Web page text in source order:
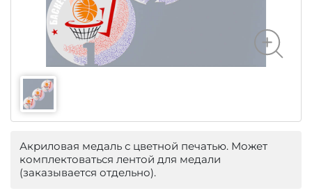
Акриловая медаль с цветной печатью. Может
комплектоваться лентой для медали
(заказывается отдельно).